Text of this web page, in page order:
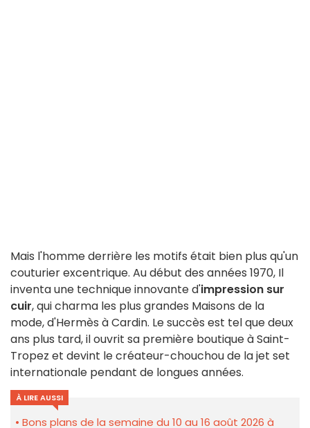
Mais l'homme derrière les motifs était bien plus qu'un
couturier excentrique. Au début des années 1970, Il
inventa une technique innovante d'impression sur
cuir, qui charma les plus grandes Maisons de la
mode, d'Hermès à Cardin. Le succès est tel que deux
ans plus tard, il ouvrit sa première boutique à Saint-
Tropez et devint le créateur-chouchou de la jet set
internationale pendant de longues années.
À LIRE AUSSI
Bons plans de la semaine du 10 au 16 août 2026 à